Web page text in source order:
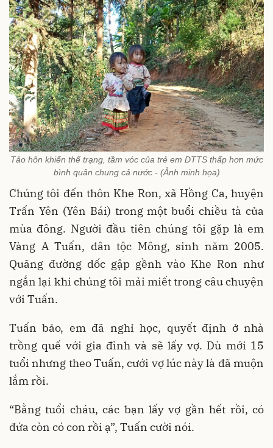
Tảo hôn khiến thể trạng, tầm vóc của trẻ em DTTS thấp hơn mức
bình quân chung cả nước - (Ảnh minh họa)
Chúng tôi đến thôn Khe Ron, xã Hồng Ca, huyện
Trấn Yên (Yên Bái) trong một buổi chiều tà của
mùa đông. Người đầu tiên chúng tôi gặp là em
Vàng A Tuấn, dân tộc Mông, sinh năm 2005.
Quãng đường dốc gập gềnh vào Khe Ron như
ngắn lại khi chúng tôi mải miết trong câu chuyện
với Tuấn.
Tuấn bảo, em đã nghỉ học, quyết định ở nhà
trồng quế với gia đình và sẽ lấy vợ. Dù mới 15
tuổi nhưng theo Tuấn, cưới vợ lúc này là đã muộn
lắm rồi.
“Bằng tuổi cháu, các bạn lấy vợ gần hết rồi, có
đứa còn có con rồi ạ”, Tuấn cười nói.